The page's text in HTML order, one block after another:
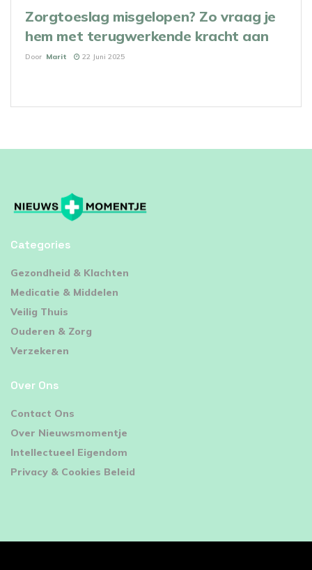
Zorgtoeslag misgelopen? Zo vraag je
hem met terugwerkende kracht aan
Door Marit 22 Juni 2025
Categories
⁠Gezondheid & Klachten
Medicatie & Middelen
Veilig Thuis
Ouderen & Zorg
Verzekeren
Over Ons
Contact Ons
Over Nieuwsmomentje
Intellectueel Eigendom
Privacy & Cookies Beleid